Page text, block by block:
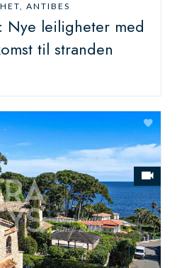
ANTIBES
Nye leiligheter med
til stranden